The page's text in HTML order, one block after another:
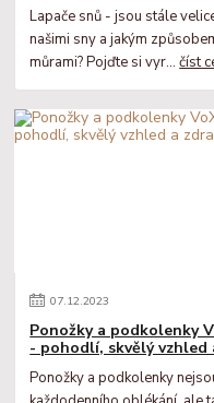
Lapače snů - jsou stále
našimi sny a jakým
můrami? Pojďte si vyr...číst
07.12.2023
Ponožky a podkolenky
- pohodlí, skvělý vzhled
Ponožky a podkolenky